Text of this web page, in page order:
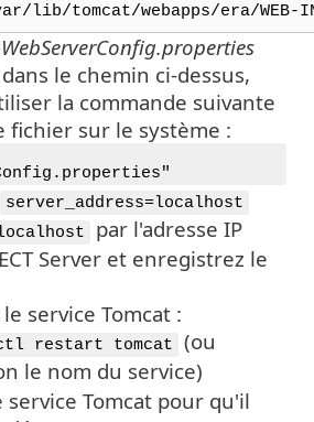
lib/tomcat/webapps/era/
le chemin ci-dessus,
la commande suivante
fichier sur le système :
server_address=localhost
par l'adresse IP
Server et enregistrez le
service Tomcat :
restart tomcat (ou
le nom du service)
service Tomcat pour qu'il